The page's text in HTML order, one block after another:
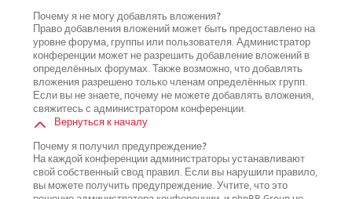
Почему я не могу добавлять вложения?
Право добавления вложений может быть предоставлено на
уровне форума, группы или пользователя. Администратор
конференции может не разрешить добавление вложений в
определённых форумах. Также возможно, что добавлять
вложения разрешено только членам определённых групп.
Если вы не знаете, почему не можете добавлять вложения,
свяжитесь с администратором конференции.
Вернуться к началу
Почему я получил предупреждение?
На каждой конференции администраторы устанавливают
свой собственный свод правил. Если вы нарушили правило,
вы можете получить предупреждение. Учтите, что это